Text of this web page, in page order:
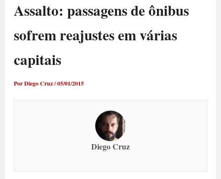
Assalto: passagens de ônibus
sofrem reajustes em várias
capitais
PorDiego Cruz/05/01/2015
Diego Cruz